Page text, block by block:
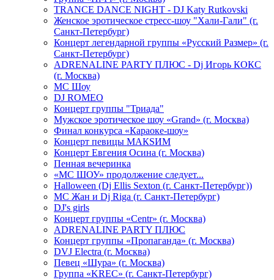
TRANCE DANCE NIGHT - DJ Katy Rutkovski
Женское эротическое стресс-шоу "Хали-Гали" (г.
Санкт-Петербург)
Концерт легендарной группы «Русский Размер» (г.
Санкт-Петербург)
ADRENALINE PARTY ПЛЮС - Dj Игорь КОКС
(г. Москва)
MC Шоу
DJ ROMEO
Концерт группы "Триада"
Мужское эротическое шоу «Grand» (г. Москва)
Финал конкурса «Караоке-шоу»
Концерт певицы МАКSИМ
Концерт Евгения Осина (г. Москва)
Пенная вечеринка
«МС ШОУ» продолжение следует...
Halloween (Dj Ellis Sexton (г. Санкт-Петербург))
МС Жан и Dj Riga (г. Санкт-Петербург)
DJ's girls
Концерт группы «Centr» (г. Москва)
ADRENALINE PARTY ПЛЮС
Концерт группы «Пропаганда» (г. Москва)
DVJ Electra (г. Москва)
Певец «Шура» (г. Москва)
Группа «KREC» (г. Санкт-Петербург)